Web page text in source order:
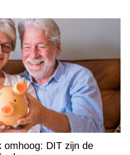
omhoog: DIT zijn de